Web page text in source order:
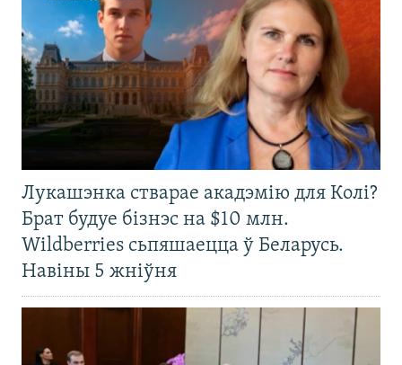
Лукашэнка стварае акадэмію для Колі?
Брат будуе бізнэс на $10 млн.
Wildberries сьпяшаецца ў Беларусь.
Навіны 5 жніўня